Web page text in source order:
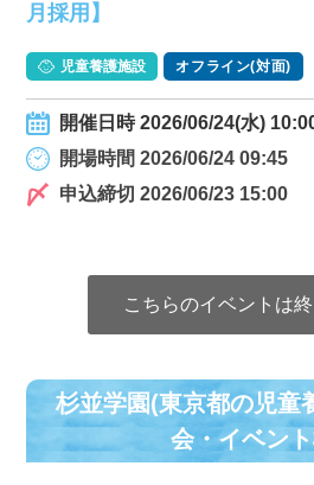
月採用】
児童養護施設 オフライン(対面)
開催日時 2026/06/24(水)
開場時間 2026/06/24 09:45
申込締切 2026/06/23 15:00
こちらのイベントは
杉並学園(東京都の児童
会・イベン